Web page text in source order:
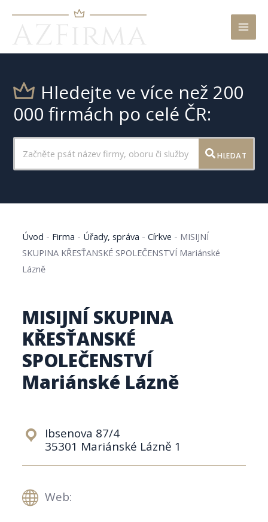
Hledejte ve více než 200
000 firmách po celé ČR:
HLEDAT
Úvod - Firma - Úřady, správa -Církve - MISIJNÍ
SKUPINA KŘESŤANSKÉ SPOLEČENSTVÍ Mariánské
Lázně
MISIJNÍ SKUPINA
KŘESŤANSKÉ
SPOLEČENSTVÍ
Mariánské Lázně
Ibsenova 87/4
35301 Mariánské Lázně 1
Web: